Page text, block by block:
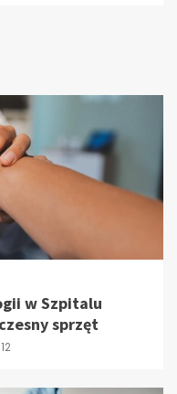
w Szpitalu
sprzęt
12